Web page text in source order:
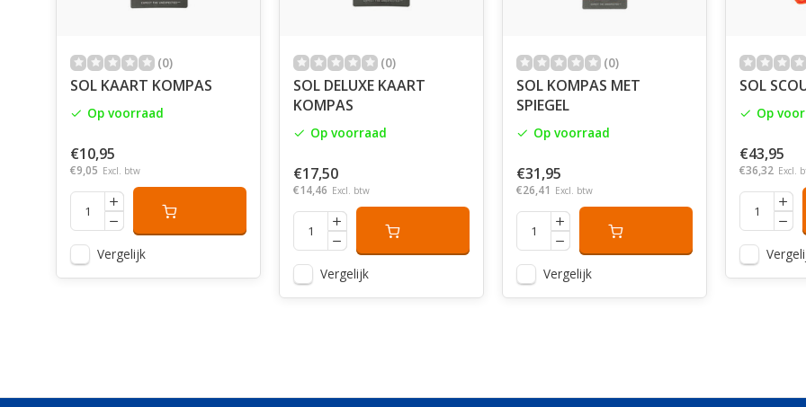
(0)
SOL KAART KOMPAS
Op voorraad
€10,95
€9,05 Excl. btw
Vergelijk
(0)
SOL DELUXE KAART
KOMPAS
Op voorraad
€17,50
€14,46 Excl. btw
Vergelijk
(0)
SOL KOMPAS MET
SPIEGEL
Op voorraad
€31,95
€26,41 Excl. btw
Vergelijk
SOL
Op
€43,95
€36,32 Excl.